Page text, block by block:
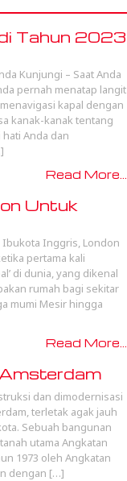
Tahun 2023
Kunjungi – Saat Anda
pernah menatap langit
kapal dengan
kanak-kanak tentang
Anda dan
Read More...
Untuk
Ibukota Inggris, London
pertama kali
di dunia, yang dikenal
rumah bagi sekitar
mumi Mesir hingga
Read More...
dan dimodernisasi
terletak agak jauh
Sebuah bangunan
utama Angkatan
1973 oleh Angkatan
dengan […]